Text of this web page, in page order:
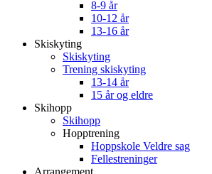
8-9 år
10-12 år
13-16 år
Skiskyting
Skiskyting
Trening skiskyting
13-14 år
15 år og eldre
Skihopp
Skihopp
Hopptrening
Hoppskole Veldre sag
Fellestreninger
Arrangement